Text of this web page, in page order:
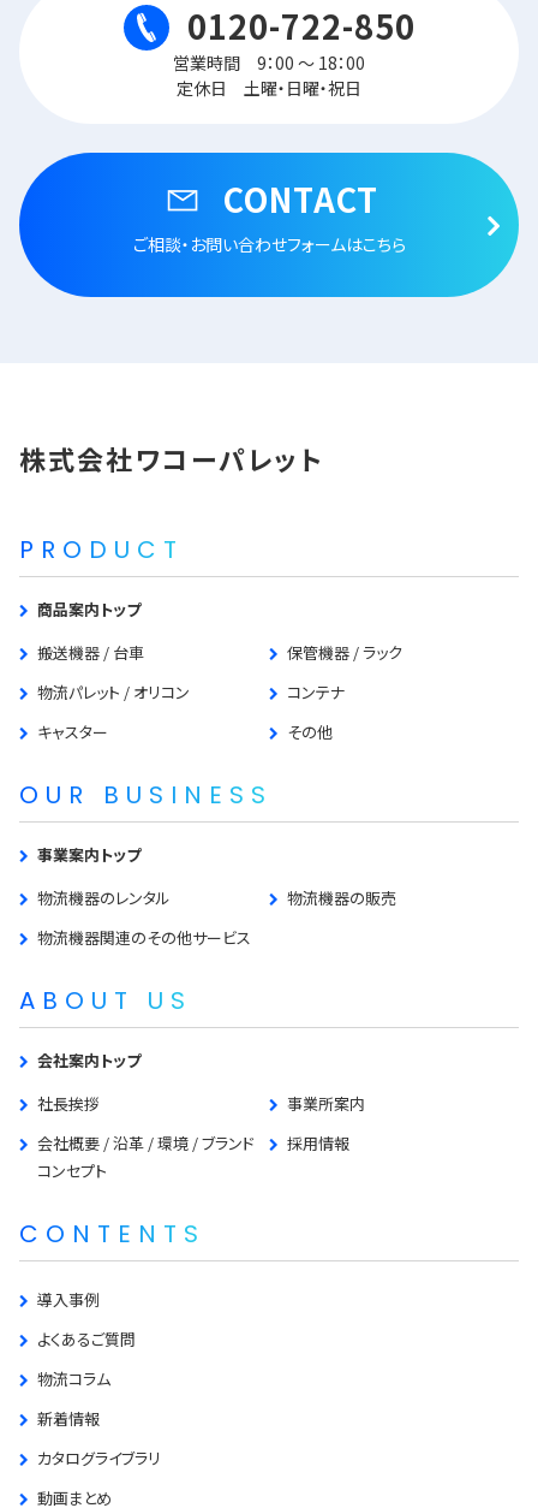
0120-722-850
営業時間 9：00 ～ 18：00
定休日 土曜・日曜・祝日
CONTACT
ご相談・お問い合わせフォームはこちら
株式会社ワコーパレット
PRODUCT
商品案内トップ
搬送機器 / 台車
保管機器 / ラック
物流パレット / オリコン
コンテナ
キャスター
その他
OUR BUSINESS
事業案内トップ
物流機器のレンタル
物流機器の販売
物流機器関連のその他サービス
ABOUT US
会社案内トップ
社長挨拶
事業所案内
会社概要 / 沿革 / 環境 / ブランド
コンセプト
採用情報
CONTENTS
導入事例
よくあるご質問
物流コラム
新着情報
カタログライブラリ
動画まとめ